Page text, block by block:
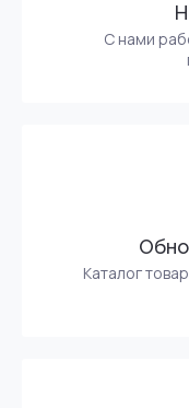
С нами
Каталог